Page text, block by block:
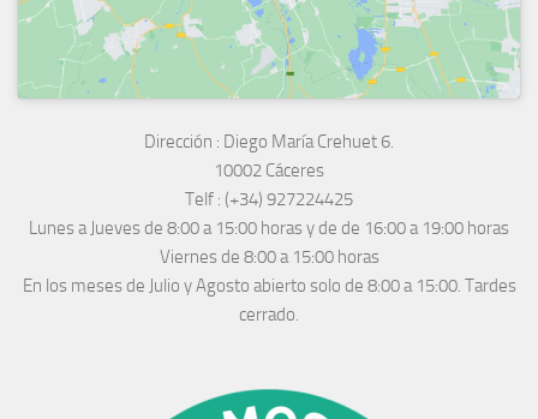
Dirección : Diego María Crehuet 6.
10002 Cáceres
Telf : (+34) 927224425
Lunes a Jueves de 8:00 a 15:00 horas y de de 16:00 a 19:00 horas
Viernes de 8:00 a 15:00 horas
En los meses de Julio y Agosto abierto solo de 8:00 a 15:00. Tardes
cerrado.